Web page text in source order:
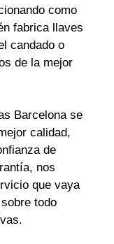
como
fabrica llaves
candado o
de la mejor
Barcelona se
calidad,
de
nos
que vaya
todo